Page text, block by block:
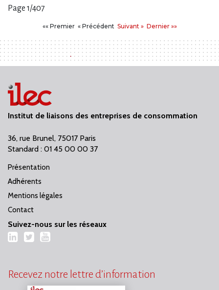
Page 1/407
«« PremierPremier
« PrécédentPrécédent
Suivant
Suivant » Dernier
Dernier »»
Institut de liaisons des entreprises de consommation
36, rue Brunel, 75017 Paris
Standard : 01 45 00 00 37
Présentation
Adhérents
Mentions légales
Contact
Suivez-nous sur les réseaux
LinkedIn
TwitterYouTube
Recevez notre lettre d’information